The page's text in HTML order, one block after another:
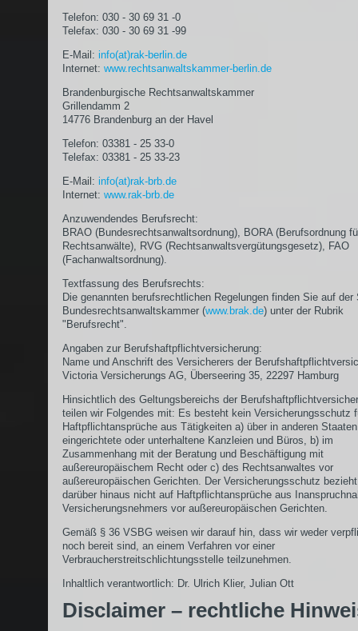
Telefon: 030 - 30 69 31 -0
Telefax: 030 - 30 69 31 -99
E-Mail: info(at)rak-berlin.de
Internet: www.rechtsanwaltskammer-berlin.de
Brandenburgische Rechtsanwaltskammer
Grillendamm 2
14776 Brandenburg an der Havel
Telefon: 03381 - 25 33-0
Telefax: 03381 - 25 33-23
E-Mail: info(at)rak-brb.de
Internet: www.rak-brb.de
Anzuwendendes Berufsrecht:
BRAO (Bundesrechtsanwaltsordnung), BORA (Berufsordnung
Rechtsanwälte), RVG (Rechtsanwaltsvergütungsgesetz), FAO
(Fachanwaltsordnung).
Textfassung des Berufsrechts:
Die genannten berufsrechtlichen Regelungen finden Sie auf der
Bundesrechtsanwaltskammer (www.brak.de) unter der Rubrik
"Berufsrecht".
Angaben zur Berufshaftpflichtversicherung:
Name und Anschrift des Versicherers der
Victoria Versicherungs AG, Überseering 35, 22297 Hamburg
Hinsichtlich des Geltungsbereichs der
teilen wir Folgendes mit: Es besteht kein Versicherungsschutz
Haftpflichtansprüche aus Tätigkeiten a) über in anderen Staaten
eingerichtete oder unterhaltene Kanzleien und Büros, b) im
Zusammenhang mit der Beratung und Beschäftigung mit
außereuropäischem Recht oder c) des Rechtsanwaltes vor
außereuropäischen Gerichten. Der Versicherungsschutz
darüber hinaus nicht auf Haftpflichtansprüche aus
Versicherungsnehmers vor außereuropäischen Gerichten.
Gemäß § 36 VSBG weisen wir darauf hin, dass wir weder
noch bereit sind, an einem Verfahren vor einer
Verbraucherstreitschlichtungsstelle teilzunehmen.
Inhaltlich verantwortlich: Dr. Ulrich Klier, Julian Ott
Disclaimer – rechtliche